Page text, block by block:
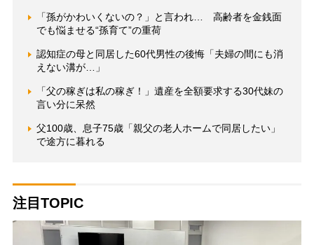
「孫がかわいくないの？」と言われ… 高齢者を金銭面
でも悩ませる“孫育て”の重荷
認知症の母と同居した60代男性の後悔「夫婦の間にも消
えない溝が…」
「父の稼ぎは私の稼ぎ！」遺産を全額要求する30代妹の
言い分に呆然
父100歳、息子75歳「親父の老人ホームで同居したい」
で途方に暮れる
注目TOPIC